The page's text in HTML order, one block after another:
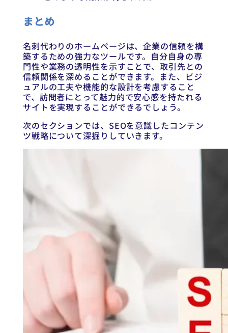
まとめ
名刺代わりのホームページは、企業の信頼を構
築するための強力なツールです。自分自身の専
門性や業務の透明性を示すことで、取引先との
信頼関係を深めることができます。また、ビジ
ュアルの工夫や機能的な設計を考慮すること
で、訪問者にとって魅力的で安心感を持たれる
サイトを実現することができるでしょう。
次のセクションでは、SEOを意識したコンテン
ツ戦略について深掘りしていきます。